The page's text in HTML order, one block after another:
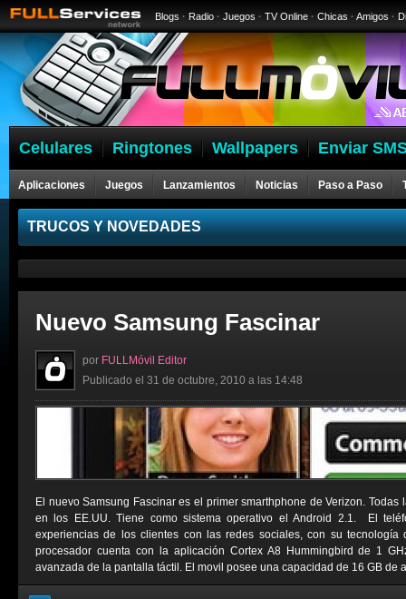
Blogs · Radio · Juegos · TV Online · Chicas · Amigos ·
Celulares Ringtones Wallpapers Enviar
Aplicaciones Juegos Lanzamientos Noticias Paso a Paso
Celulares
TRUCOS Y NOVEDADES
Nuevo Samsung Fascinar
por FULLMóvil Editor
Publicado el 31 de octubre, 2010 a las 14:48
El nuevo Samsung Fascinar es el primer smarthphone de Verizon.
en los EE.UU. Tiene como sistema operativo el Android 2.1. El
experiencias de los clientes con las redes sociales, con su tecnología
procesador cuenta con la aplicación Cortex A8 Hummingbird de 1
avanzada de la pantalla táctil. El movil posee una capacidad de 16 GB de